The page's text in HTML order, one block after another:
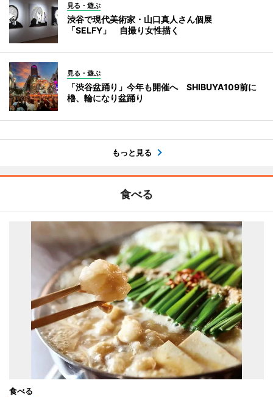
見る・遊ぶ
渋谷で現代美術家・山口真人さん個展
「SELFY」 自撮り女性描く
見る・遊ぶ
「渋谷盆踊り」今年も開催へ SHIBUYA109前に
櫓、輪になり盆踊り
もっと見る
食べる
食べる